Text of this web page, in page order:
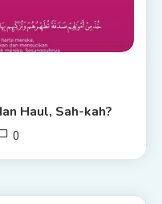
Haul, Sah-kah?
0